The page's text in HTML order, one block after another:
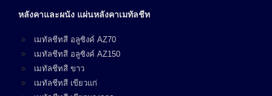
หลังคาและผนัง แผ่นหลังคาเมทัลชีท
เมทัลชีทสี อลูซิงค์ AZ70
เมทัลชีทสี อลูซิงค์ AZ150
เมทัลชีทสี ขาว
เมทัลชีทสี เขียวแก่